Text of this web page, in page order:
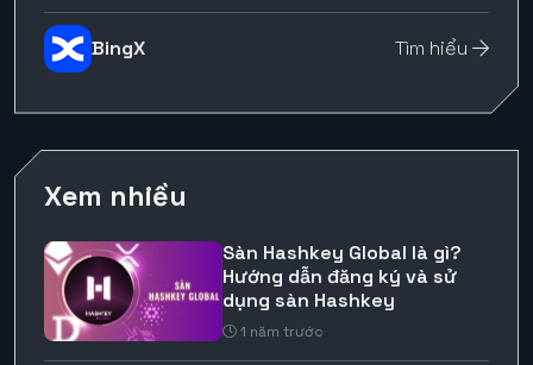
BingX Tìm hiểu
Xem nhiều
Sàn Hashkey Global là gì?
Hướng dẫn đăng ký và sử
dụng sàn Hashkey
1 năm trước